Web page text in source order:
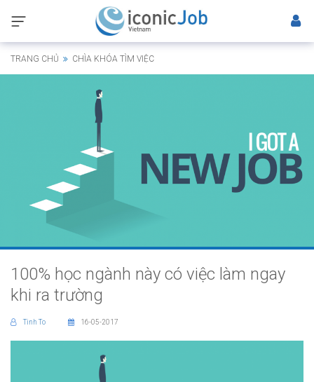
TRANG CHỦ CHÌA KHÓA TÌM VIỆC
100% học ngành này có việc làm ngay
khi ra trường
Tinh To 16-05-2017